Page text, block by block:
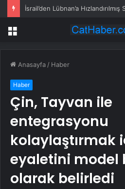
İsrail’den Lübnan’a Hızlandırılmış
Menü
Anasayfa / Haber
Haber
Çin, Tayvan ile
entegrasyonu
kolaylaştırmak
eyaletini model
olarak belirledi